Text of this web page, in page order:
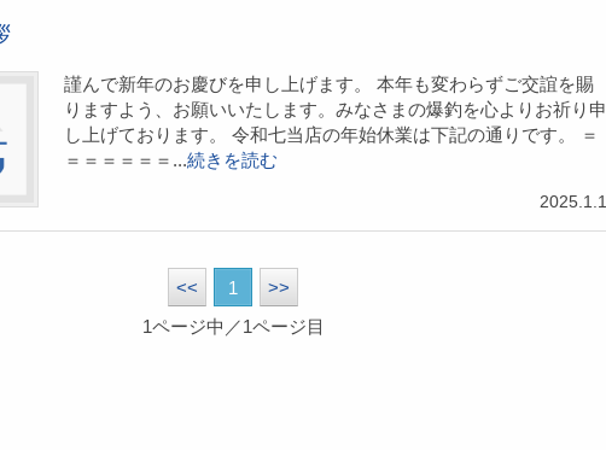
謹んで新年のお慶びを申し上げます。 本年も変わらずご交誼を賜
りますよう、お願いいたします。みなさまの爆釣を心よりお祈り申
し上げております。 令和七当店の年始休業は下記の通りです。 ＝
＝＝＝＝＝＝...続きを読む
2025.1.1
<< 1
>>
1ページ中／1ページ目